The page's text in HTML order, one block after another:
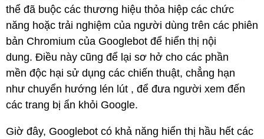
thể đã buộc các thương hiệu thỏa hiệp các chức
năng hoặc trải nghiệm của người dùng trên các phiên
bản Chromium của Googlebot để hiển thị nội
dung. Điều này cũng để lại sơ hở cho các phần
mền độc hại sử dụng các chiến thuật, chẳng hạn
như chuyển hướng lén lút , để đưa người xem đến
các trang bị ẩn khỏi Google.
Giờ đây, Googlebot có khả năng hiển thị hầu hết các